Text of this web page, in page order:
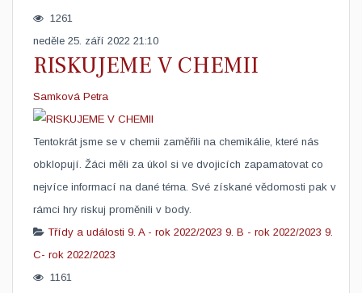
1261
neděle 25. září 2022 21:10
RISKUJEME V CHEMII
Samková Petra
​Tentokrát jsme se v chemii zaměřili na chemikálie, které nás
obklopují. Žáci měli za úkol si ve dvojicích zapamatovat co
nejvíce informací na dané téma. Své získané vědomosti pak v
rámci hry riskuj proměnili v body.
Třídy a události 9. A - rok 2022/2023 9. B - rok 2022/2023 9.
C- rok 2022/2023
1161